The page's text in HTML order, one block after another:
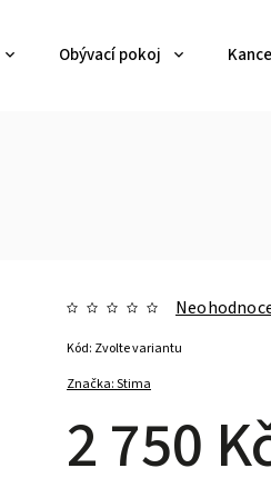
Obývací pokoj
Značka:Stima
2 750
Kód: Zvolte variantu